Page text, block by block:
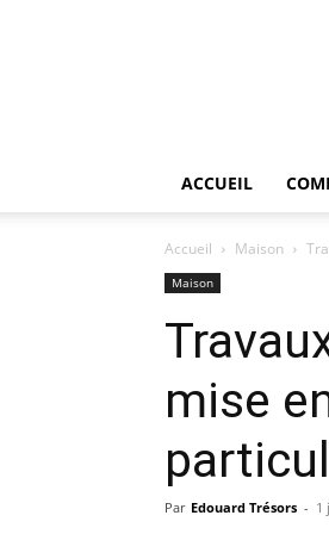
ACCUEIL
Accueil Maison
Maison
mise
Par Edouard Trésors - 1